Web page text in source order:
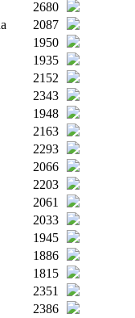
2680
2087
1950
1935
2152
2343
1948
2163
2293
2066
2203
2061
2033
1945
1886
1815
2351
2386